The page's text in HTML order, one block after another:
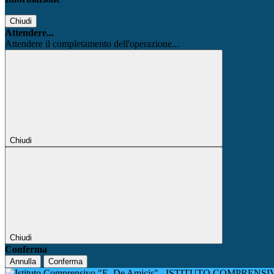
Chiudi
Attendere...
Attendere il completamento dell'operazione...
Chiudi
Chiudi
Conferma
Annulla Conferma